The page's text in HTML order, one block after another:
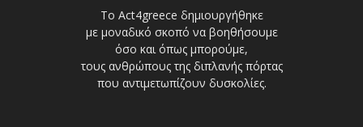
Το Act4greece δημιουργήθηκε
με μοναδικό σκοπό να βοηθήσουμε
όσο και όπως μπορούμε,
τους ανθρώπους της διπλανής πόρτας
που αντιμετωπίζουν δυσκολίες.